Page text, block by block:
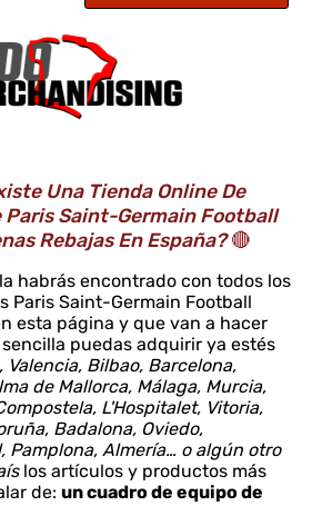
Una Tienda Online De
Paris Saint-Germain Football
Rebajas En España?🔴
habrás encontrado con todos los
Paris Saint-Germain Football
esta página y que van a hacer
puedas adquirir ya estés
Valencia, Bilbao, Barcelona,
de Mallorca, Málaga, Murcia,
L'Hospitalet, Vitoria,
Badalona, Oviedo,
Pamplona, Almería… o algún otro
los artículos y productos más
de: un cuadro de equipo de